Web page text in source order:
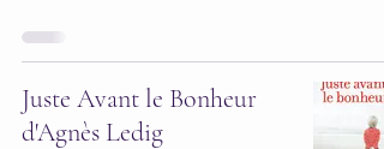
Juste Avant le Bonheur
d'Agnès Ledig